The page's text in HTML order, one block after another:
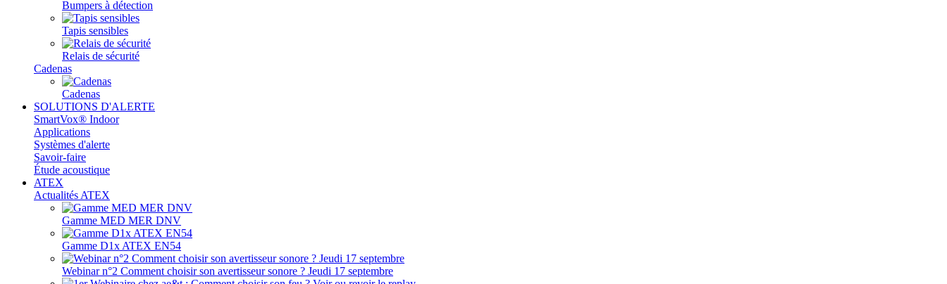
Bumpers à détection
Tapis sensibles
Relais de sécurité
Cadenas
Cadenas
SOLUTIONS D'ALERTE
SmartVox® Indoor
Applications
Systèmes d'alerte
Savoir-faire
Étude acoustique
ATEX
Actualités ATEX
Gamme MED MER DNV
Gamme D1x ATEX EN54
Webinar n°2 Comment choisir son avertisseur sonore ? Jeudi 17 septembre